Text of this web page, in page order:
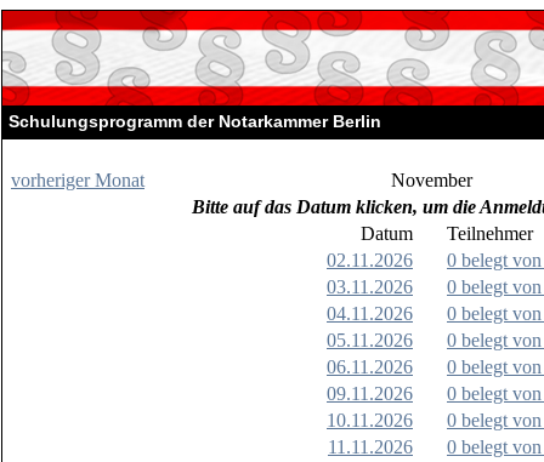
Schulungsprogramm der Notarkammer Berlin
vorheriger Monat
November
Bitte auf das Datum klicken, um die
Datum
Teilnehmer
02.11.2026
0 belegt
03.11.2026
0 belegt
04.11.2026
0 belegt
05.11.2026
0 belegt
06.11.2026
0 belegt
09.11.2026
0 belegt
10.11.2026
0 belegt
11.11.2026
0 belegt